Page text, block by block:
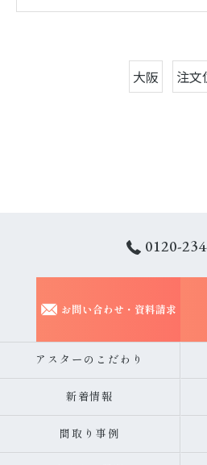
大阪 注文
0120-
お問い合わせ・資料請求
アスターのこだわり
新着情報
間取り事例